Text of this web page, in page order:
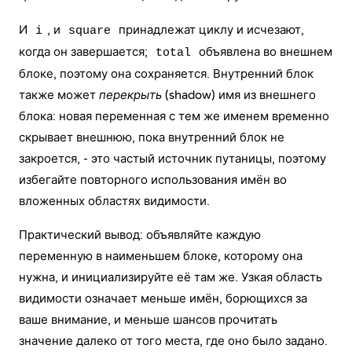
И i , и square
принадлежат циклу и исчезают,
когда он завершается;
total объявлена во внешнем
блоке, поэтому она сохраняется. Внутренний блок
также может перекрыть (shadow) имя из внешнего
блока: новая переменная с тем же именем временно
скрывает внешнюю, пока внутренний блок не
закроется, - это частый источник путаницы, поэтому
избегайте повторного использования имён во
вложенных областях видимости.
Практический вывод: объявляйте каждую
переменную в наименьшем блоке, которому она
нужна, и инициализируйте её там же. Узкая область
видимости означает меньше имён, борющихся за
ваше внимание, и меньше шансов прочитать
значение далеко от того места, где оно было задано.